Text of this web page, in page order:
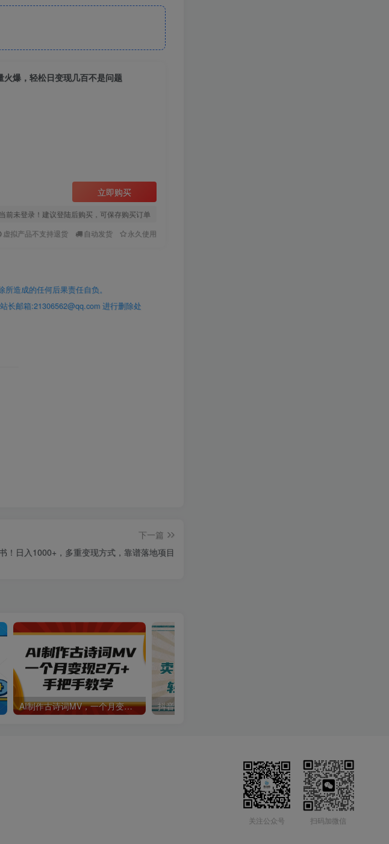
爆，轻松日变现几百不是问题
立即购买
前未登录！建议登陆后购买，可保存购买订单
虚拟产品不支持退货 自动发货 永久使用
造成的任何后果责任自负。
长邮箱:21306562@qq.com 进行删除处
下一篇
！日入1000+，多重变现方式，靠谱落地项目
AI制作古诗词MV，一个月变现2万+，手把手教学
关注公众号 扫码加微信